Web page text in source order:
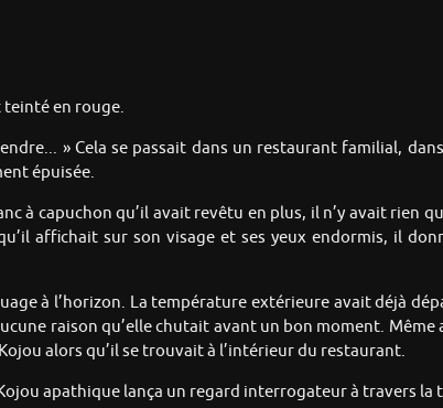
teinté en rouge.
» Cela se passait dans un restaurant familial,
épuisée.
à capuchon qu’il avait revêtu en plus, il n’y avait rien
affichait sur son visage et ses yeux endormis, il
à l’horizon. La température extérieure avait déjà
raison qu’elle chutait avant un bon moment. Même
alors qu’il se trouvait à l’intérieur du restaurant.
apathique lança un regard interrogateur à travers la